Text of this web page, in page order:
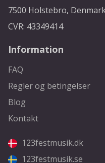
7500 Holstebro,
CVR: 43349414
Information
FAQ
Regler og betingelser
Blog
Kontakt
123festmusik.dk
123festmusik.se